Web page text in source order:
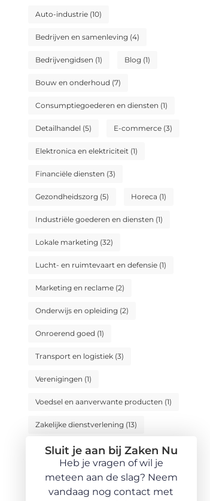
Auto-industrie (10)
Bedrijven en samenleving (4)
Bedrijvengidsen (1) Blog (1)
Bouw en onderhoud (7)
Consumptiegoederen en diensten (1)
Detailhandel (5) E-commerce (3)
Elektronica en elektriciteit (1)
Financiële diensten (3)
Gezondheidszorg (5) Horeca (1)
Industriële goederen en diensten (1)
Lokale marketing (32)
Lucht- en ruimtevaart en defensie (1)
Marketing en reclame (2)
Onderwijs en opleiding (2)
Onroerend goed (1)
Transport en logistiek (3)
Verenigingen (1)
Voedsel en aanverwante producten (1)
Zakelijke dienstverlening (13)
Sluit je aan bij Zaken Nu
Heb je vragen of wil je
meteen aan de slag? Neem
vandaag nog contact met